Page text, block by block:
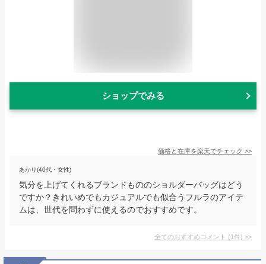
ショップでみる
価格と在庫を楽天でチェック >>
あかり(40代・女性)
気分を上げてくれるブランドもののショルダーバッグはどう
ですか？きれいめでもカジュアルでも似合うフルラのアイテ
ムは、世代を問わずに使えるのでおすすめです。
全てのおすすめコメント (1件) >